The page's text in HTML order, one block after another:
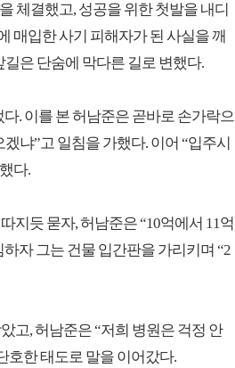
체결했고, 성공을 위한 첫발을 내디
매입한 사기 피해자가 된 사실을 깨
은 단숨에 막다른 길로 변했다.
. 이를 본 허남준은 곧바로 손가락으
냐”고 일침을 가했다. 이어 “입주시
다.
지듯 묻자, 허남준은 “10억에서 11억
자 그는 건물 입간판을 가리키며 “2
고, 허남준은 “저희 병원은 걱정 안
호한 태도로 말을 이어갔다.